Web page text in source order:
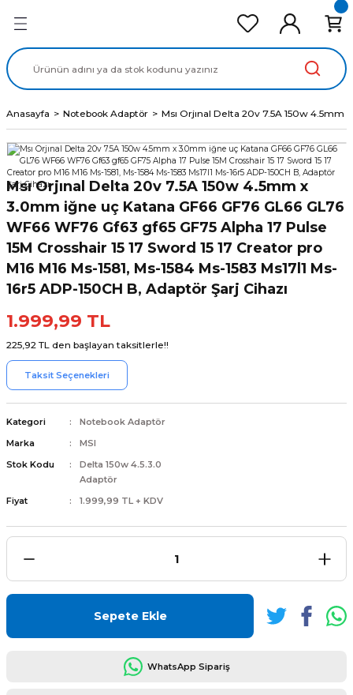
Ekran Panel
Data Kablo
Anasayfa Notebook Adaptör Msı Orjınal Delta 20v 7.5A 150w 4.5mm x
Msı Orjınal Delta 20v 7.5A 150w 4.5mm x
3.0mm iğne uç Katana GF66 GF76 GL66 GL76
WF66 WF76 Gf63 gf65 GF75 Alpha 17 Pulse
15M Crosshair 15 17 Sword 15 17 Creator pro
M16 M16 Ms-1581, Ms-1584 Ms-1583 Ms17l1 Ms-
16r5 ADP-150CH B, Adaptör Şarj Cihazı
1.999,99 TL
225,92 TL den başlayan taksitlerle!!
Taksit Seçenekleri
Kategori
Notebook Adaptör
Marka
MSI
Stok Kodu
Delta 150w 4.5.3.0
Adaptör
Fiyat
1.999,99 TL + KDV
Sepete Ekle
WhatsApp Sipariş